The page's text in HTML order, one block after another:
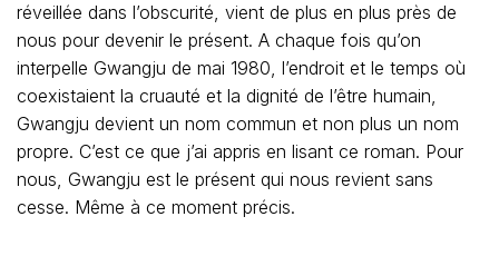
réveillée dans l’obscurité, vient de plus en plus près de
nous pour devenir le présent. A chaque fois qu’on
interpelle Gwangju de mai 1980, l’endroit et le temps où
coexistaient la cruauté et la dignité de l’être humain,
Gwangju devient un nom commun et non plus un nom
propre. C’est ce que j’ai appris en lisant ce roman. Pour
nous, Gwangju est le présent qui nous revient sans
cesse. Même à ce moment précis.